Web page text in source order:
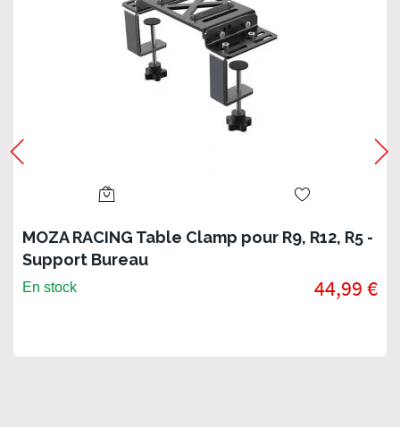
MOZA RACING Table Clamp pour R9, R12, R5 -
Support Bureau
En stock 44,99 €